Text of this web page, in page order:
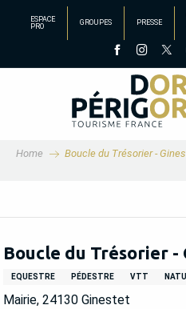
principal
ESPACE
PRO
GROUPES PRESSE
Home Boucle du Trésorier -
Boucle du Trésorier -
EQUESTRE PÉDESTRE VTT
Mairie, 24130 Ginestet